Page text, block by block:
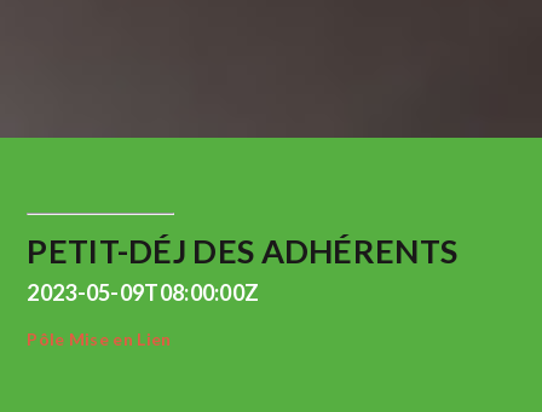
PETIT-DÉJ DES ADHÉRENTS
2023-05-09T08:00:00Z
Pôle Mise en Lien